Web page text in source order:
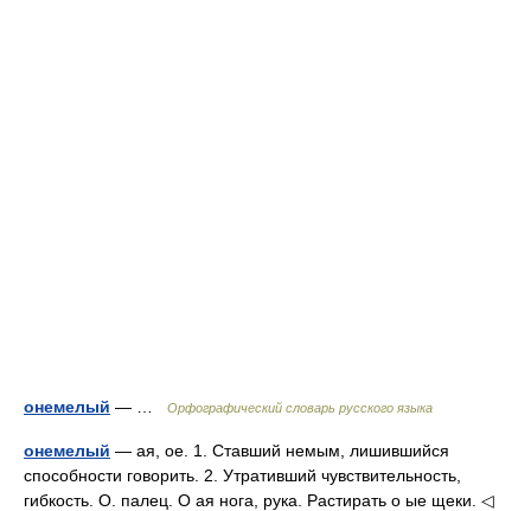
онемелый — … Орфографический словарь русского языка
онемелый — ая, ое. 1. Ставший немым, лишившийся
способности говорить. 2. Утративший чувствительность,
гибкость. О. палец. О ая нога, рука. Растирать о ые щеки. ◁